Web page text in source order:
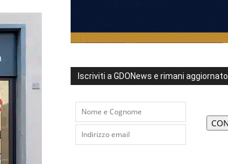
Iscriviti a GDONews e rimani aggiornato